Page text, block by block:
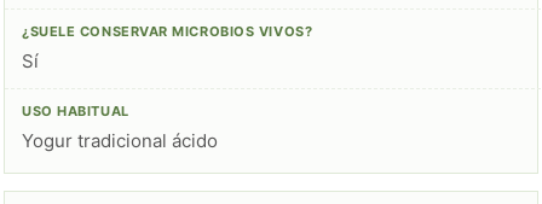
Sí
Yogur tradicional ácido